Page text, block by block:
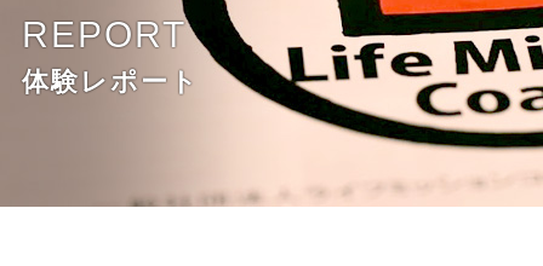
REPORT
体験レポート